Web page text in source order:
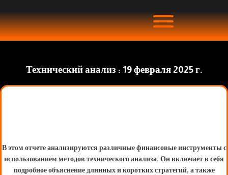
Технический анализ : 19 февраля 2025 г.
В этом отчете анализируются различные финансовые инструменты с
использованием методов технического анализа. Он включает в себя
подробное объяснение длинных и коротких стратегий, а также